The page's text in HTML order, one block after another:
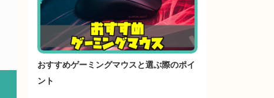
おすすめゲーミングマウスと選ぶ際のポイ
ント